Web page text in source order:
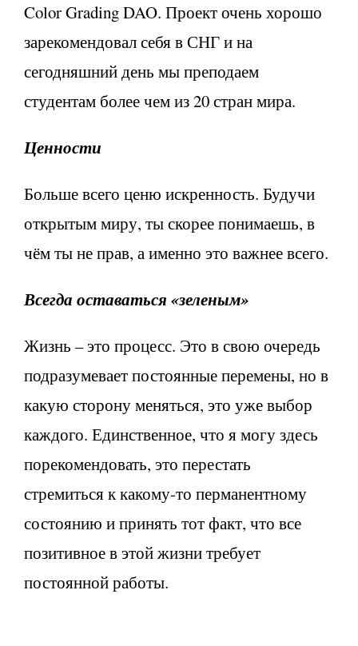
Color Grading DAO. Проект очень хорошо
зарекомендовал себя в СНГ и на
сегодняшний день мы преподаем
студентам более чем из 20 стран мира.
Ценности
Больше всего ценю искренность. Будучи
открытым миру, ты скорее понимаешь, в
чём ты не прав, а именно это важнее всего.
Всегда оставаться «зеленым»
Жизнь – это процесс. Это в свою очередь
подразумевает постоянные перемены, но в
какую сторону меняться, это уже выбор
каждого. Единственное, что я могу здесь
порекомендовать, это перестать
стремиться к какому-то перманентному
состоянию и принять тот факт, что все
позитивное в этой жизни требует
постоянной работы.